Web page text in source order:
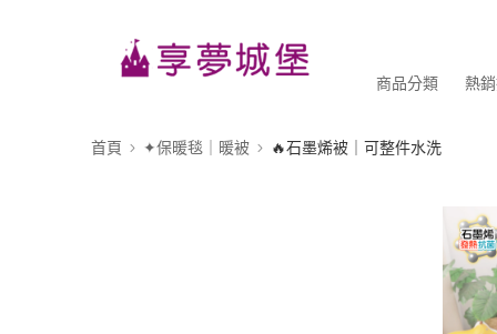
商品分類 熱
首頁 ✦保暖毯｜暖被 🔥石墨烯被｜可整件水洗